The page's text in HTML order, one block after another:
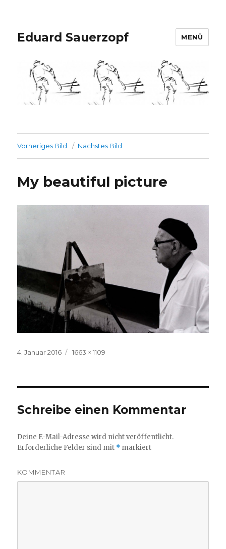
Eduard Sauerzopf MENÜ
Vorheriges Bild Nächstes Bild
My beautiful picture
Veröffentlicht
4. Januar 2016
Volle
1663 × 1109
Schreibe einen Kommentar
Deine E-Mail-Adresse wird nicht veröffentlicht.
Erforderliche Felder sind mit * markiert
KOMMENTAR